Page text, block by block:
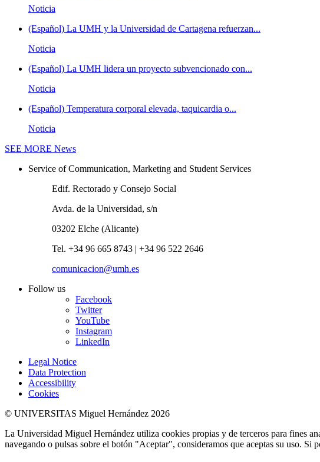
Noticia
(Español) La UMH y la Universidad de Cartagena refuerzan...
Noticia
(Español) La UMH lidera un proyecto subvencionado con...
Noticia
(Español) Temperatura corporal elevada, taquicardia o...
Noticia
SEE MORE News
Service of Communication, Marketing and Student Services
Edif. Rectorado y Consejo Social
Avda. de la Universidad, s/n
03202 Elche (Alicante)
Tel. +34 96 665 8743 | +34 96 522 2646
comunicacion@umh.es
Follow us
Facebook
Twitter
YouTube
Instagram
LinkedIn
Legal Notice
Data Protection
Accessibility
Cookies
© UNIVERSITAS Miguel Hernández 2026
La Universidad Miguel Hernández utiliza cookies propias y de terceros para fines
navegando o pulsas sobre el botón "Aceptar", consideramos que aceptas su uso.